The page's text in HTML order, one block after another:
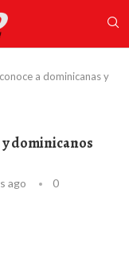
a dominicanas y
dominicanos
ago
0